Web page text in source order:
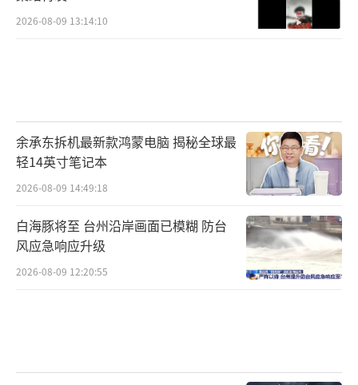
2026-08-09 13:14:10
余承东拆机最新款鸿蒙电脑 揭秘全球最
轻14英寸笔记本
2026-08-09 14:49:18
白海豚将至 台州沿岸画面已模糊 防台
风应急响应升级
2026-08-09 12:20:55